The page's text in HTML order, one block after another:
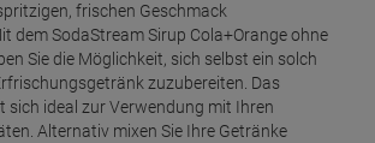
frischen Geschmack
dem SodaStream Sirup Cola+Orange ohne
Sie die Möglichkeit, sich selbst ein solch
zuzubereiten. Das
sich ideal zur Verwendung mit Ihren
Alternativ mixen Sie Ihre Getränke